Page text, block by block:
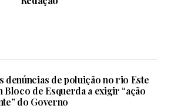
denúncias de poluição no rio Este
Bloco de Esquerda a exigir “ação
do Governo